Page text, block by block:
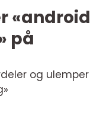
«android
på
og ulemper